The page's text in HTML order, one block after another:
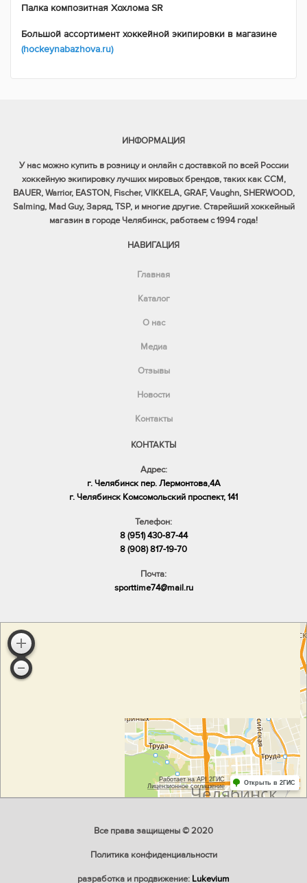
Палка композитная Хохлома SR
Большой ассортимент хоккейной экипировки в магазине
(hockeynabazhova.ru)
ИНФОРМАЦИЯ
У нас можно купить в розницу и онлайн с доставкой по всей России
хоккейную экипировку лучших мировых брендов, таких как CCM,
BAUER, Warrior, EASTON, Fischer, VIKKELA, GRAF, Vaughn, SHERWOOD,
Salming, Mad Guy, Заряд, TSP, и многие другие. Старейший хоккейный
магазин в городе Челябинск, работаем с 1994 года!
НАВИГАЦИЯ
Главная
Каталог
О нас
Медиа
Отзывы
Новости
Контакты
КОНТАКТЫ
Адрес:
г. Челябинск пер. Лермонтова,4А
​г. Челябинск Комсомольский проспект, 141
Телефон:
8 (951) 430-87-44
8 (908) 817-19-70
Почта:
sporttime74@mail.ru
Все права защищены © 2020
Политика конфиденциальности
разработка и продвижение: Lukevium